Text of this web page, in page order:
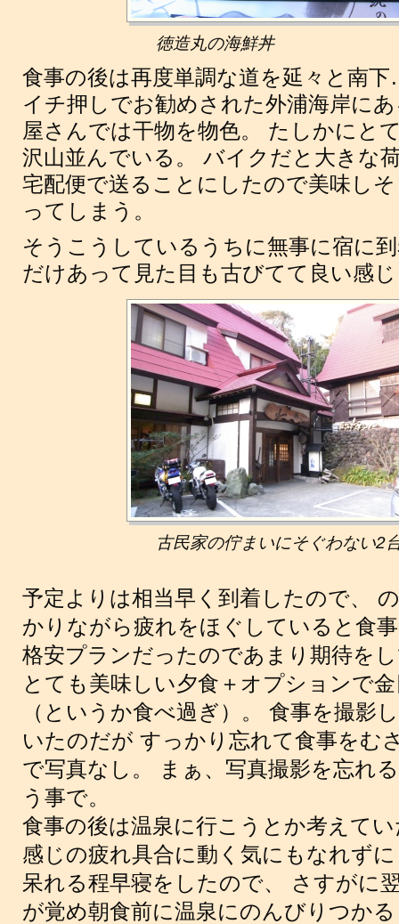
徳造丸の海鮮丼
食事の後は再度単調な道を延々と南
イチ押しでお勧めされた外浦海岸に
屋さんでは干物を物色。 たしかにと
沢山並んでいる。 バイクだと大きな
宅配便で送ることにしたので美味し
ってしまう。
そうこうしているうちに無事に宿に
だけあって見た目も古びてて良い感じ
古民家の佇まいにそぐわない2
予定よりは相当早く到着したので、
かりながら疲れをほぐしていると食
格安プランだったのであまり期待を
とても美味しい夕食＋オプションで
（というか食べ過ぎ）。 食事を撮影
いたのだが すっかり忘れて食事をむ
で写真なし。 まぁ、写真撮影を忘れ
う事で。
食事の後は温泉に行こうとか考えて
感じの疲れ具合に動く気にもなれず
呆れる程早寝をしたので、 さすがに
が覚め朝食前に温泉にのんびりつか